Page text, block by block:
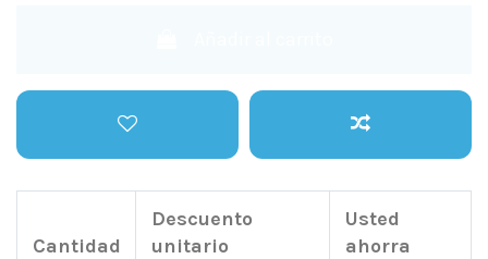
Cantidad
Descuento
unitario
Usted
ahorra